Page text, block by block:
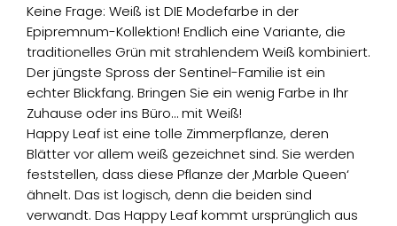
Keine Frage: Weiß ist DIE Modefarbe in der
Epipremnum-Kollektion! Endlich eine Variante, die
traditionelles Grün mit strahlendem Weiß kombiniert.
Der jüngste Spross der Sentinel-Familie ist ein
echter Blickfang. Bringen Sie ein wenig Farbe in Ihr
Zuhause oder ins Büro… mit Weiß!
Happy Leaf ist eine tolle Zimmerpflanze, deren
Blätter vor allem weiß gezeichnet sind. Sie werden
feststellen, dass diese Pflanze der ‚Marble Queen‘
ähnelt. Das ist logisch, denn die beiden sind
verwandt. Das Happy Leaf kommt ursprünglich aus